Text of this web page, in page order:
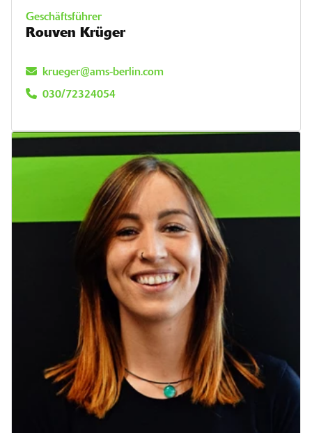
Geschäftsführer
Rouven Krüger
krueger@ams-berlin.com
030/72324054